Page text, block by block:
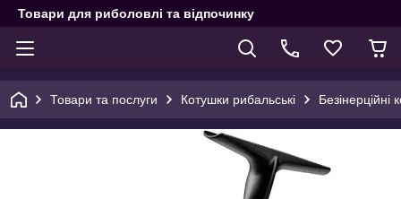
Товари для риболовлі та відпочинку
Товари та послуги Котушки рибальські Безінерційні